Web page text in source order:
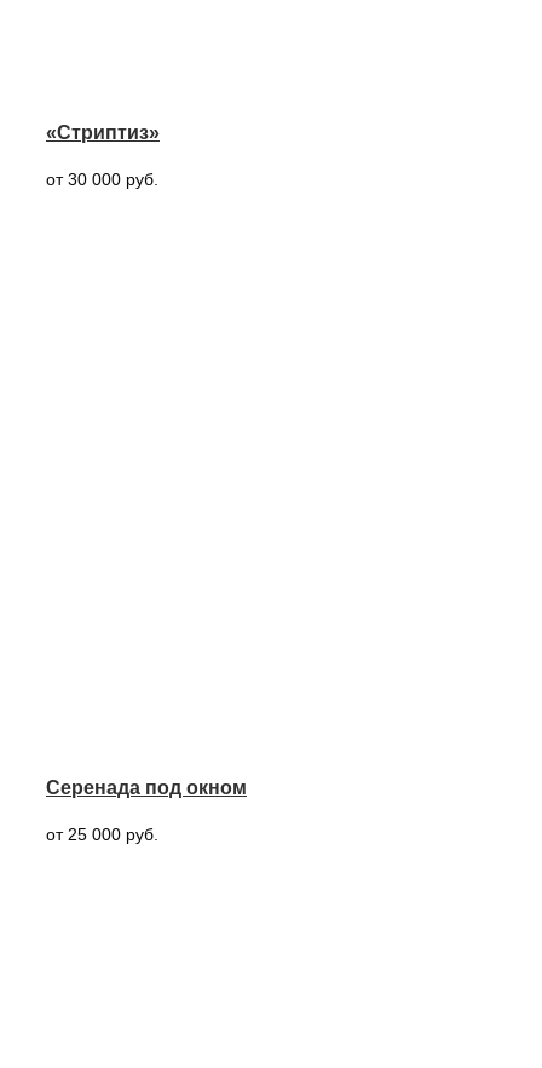
«Стриптиз»
от 30 000 руб.
Серенада под окном
от 25 000 руб.